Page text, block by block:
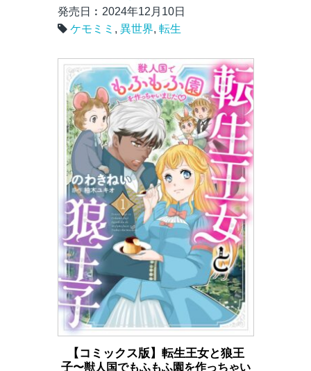
発売日︰2024年12月10日
ケモミミ , 異世界, 転生
【コミックス版】転生王女と狼王
子〜獣人国でもふもふ園を作っちゃい